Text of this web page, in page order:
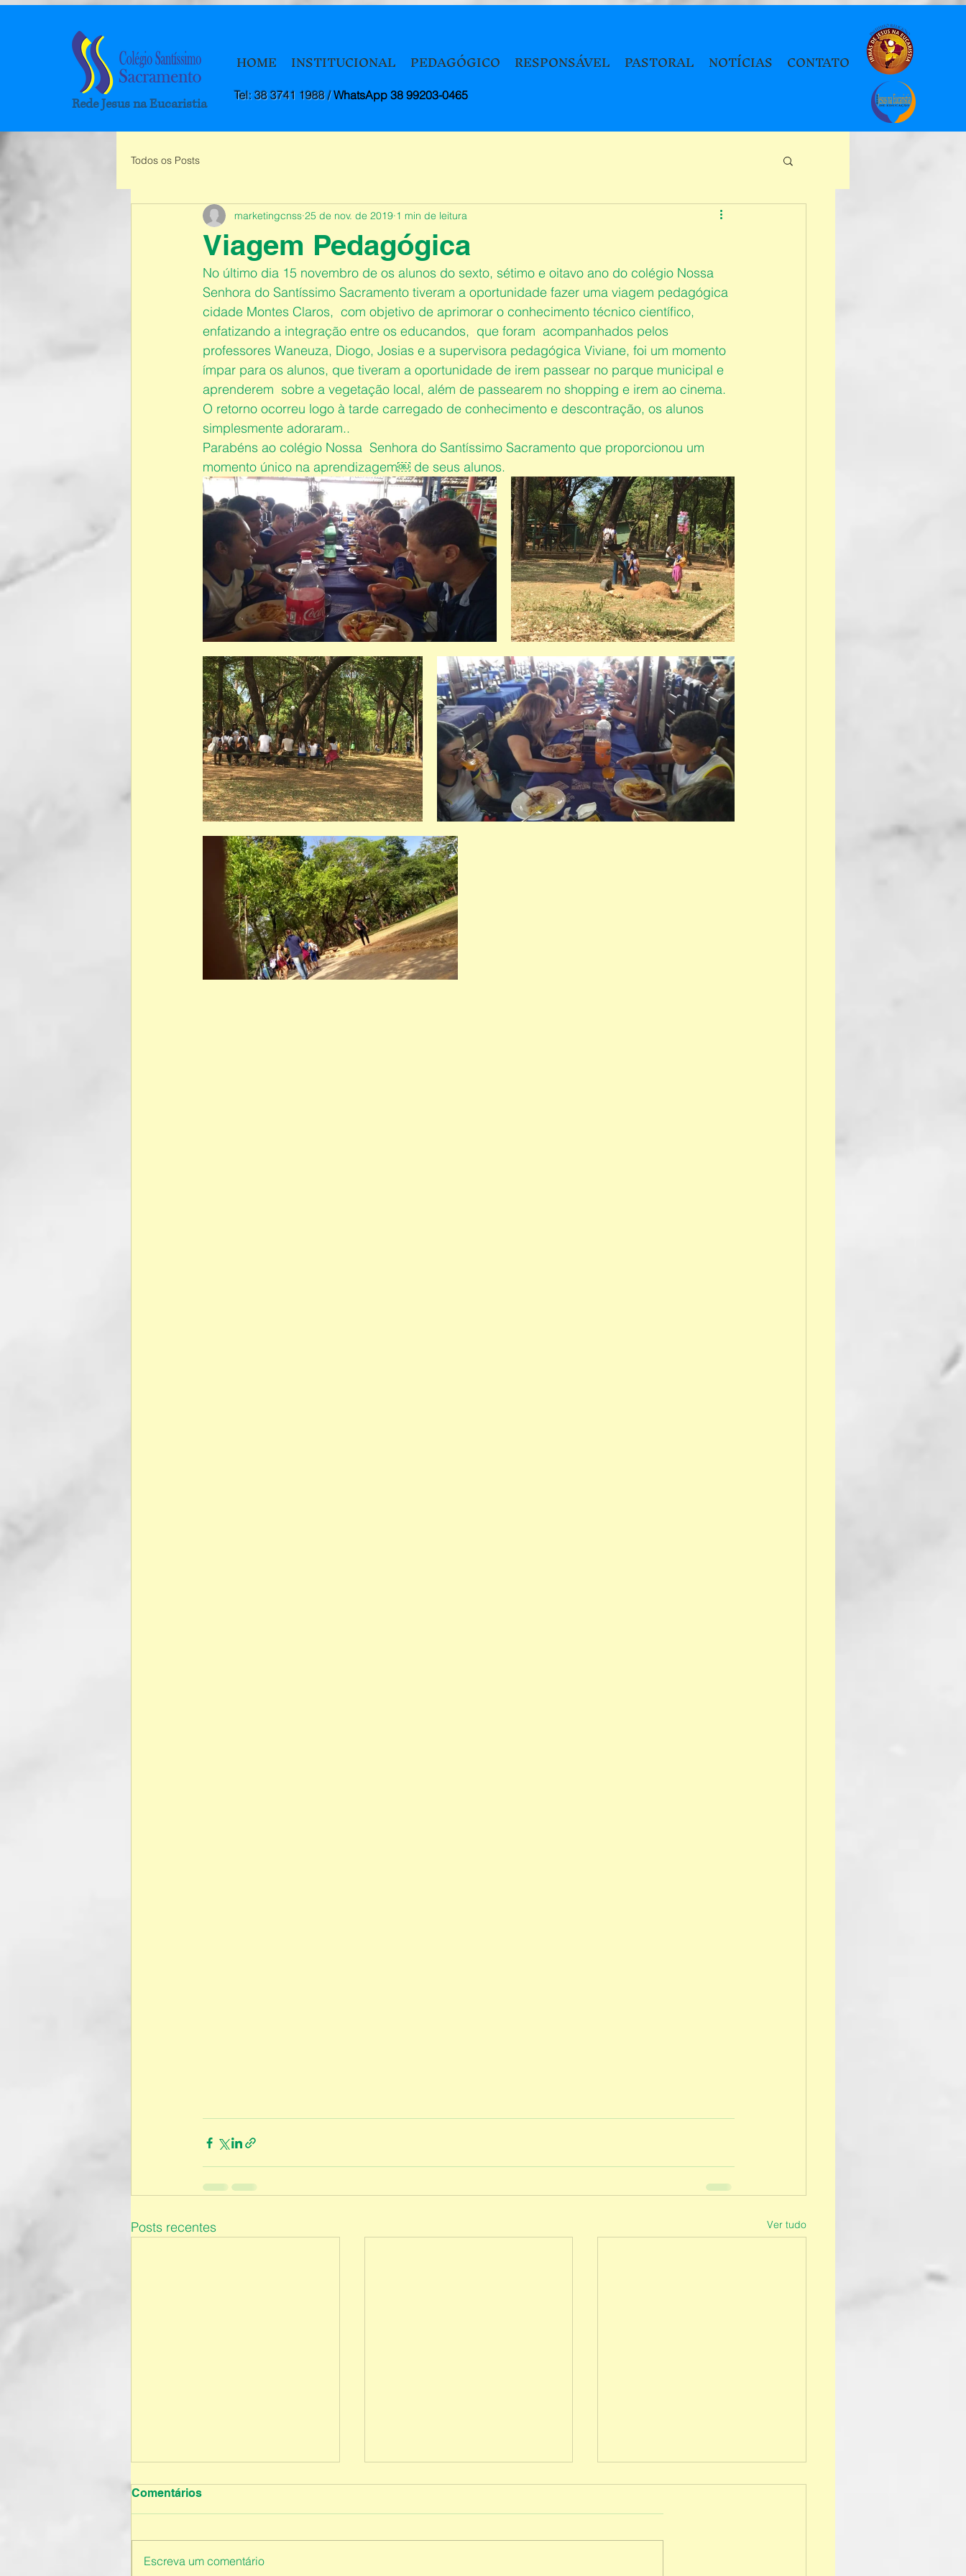
Rede Jesus na Eucaristia
HOME INSTITUCIONAL PEDAGÓGICO RESPONSÁVEL PASTORAL NOTÍCIAS CONTATO
Tel: 38 3741 1988 /WhatsApp 38 99203-0465
Todos os Posts
Viagem Pedagógica
marketingcnss 25 de nov. de 2019 1 min de leitura
No último dia 15 novembro de os alunos do sexto, sétimo e oitavo ano do colégio Nossa
Senhora do Santíssimo Sacramento tiveram a oportunidade fazer uma viagem pedagógica
cidade Montes Claros,  com objetivo de aprimorar o conhecimento técnico científico,
enfatizando a integração entre os educandos,  que foram  acompanhados pelos
professores Waneuza, Diogo, Josias e a supervisora pedagógica Viviane, foi um momento
ímpar para os alunos, que tiveram a oportunidade de irem passear no parque municipal e
aprenderem  sobre a vegetação local, além de passearem no shopping e irem ao cinema.
O retorno ocorreu logo à tarde carregado de conhecimento e descontração, os alunos
simplesmente adoraram..
Parabéns ao colégio Nossa  Senhora do Santíssimo Sacramento que proporcionou um
momento único na aprendizagem￼ de seus alunos.
Posts recentes Ver tudo
Comentários
Escreva um comentário